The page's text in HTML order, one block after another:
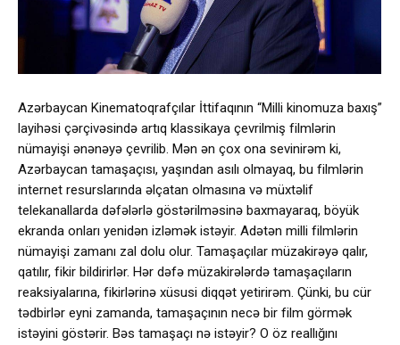
Azərbaycan Kinematoqrafçılar İttifaqının “Milli kinomuza baxış”
layihəsi çərçivəsində artıq klassikaya çevrilmiş filmlərin
nümayişi ənənəyə çevrilib. Mən ən çox ona sevinirəm ki,
Azərbaycan tamaşaçısı, yaşından asılı olmayaq, bu filmlərin
internet resurslarında əlçatan olmasına və müxtəlif
telekanallarda dəfələrlə göstərilməsinə baxmayaraq, böyük
ekranda onları yenidən izləmək istəyir. Adətən milli filmlərin
nümayişi zamanı zal dolu olur. Tamaşaçılar müzakirəyə qalır,
qatılır, fikir bildirirlər. Hər dəfə müzakirələrdə tamaşaçıların
reaksiyalarına, fikirlərinə xüsusi diqqət yetirirəm. Çünki, bu cür
tədbirlər eyni zamanda, tamaşaçının necə bir film görmək
istəyini göstərir. Bəs tamaşaçı nə istəyir? O öz reallığını